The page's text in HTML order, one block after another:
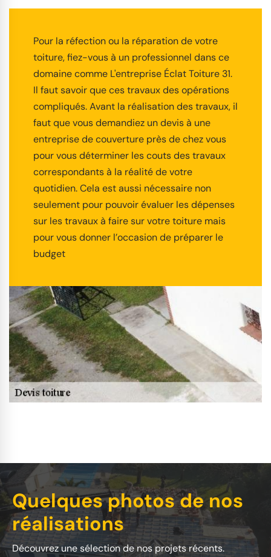
Pour la réfection ou la réparation de votre
toiture, fiez-vous à un professionnel dans ce
domaine comme L'entreprise Éclat Toiture 31.
Il faut savoir que ces travaux des opérations
compliqués. Avant la réalisation des travaux, il
faut que vous demandiez un devis à une
entreprise de couverture près de chez vous
pour vous déterminer les couts des travaux
correspondants à la réalité de votre
quotidien. Cela est aussi nécessaire non
seulement pour pouvoir évaluer les dépenses
sur les travaux à faire sur votre toiture mais
pour vous donner l’occasion de préparer le
budget
Quelques photos de nos
réalisations
Découvrez une sélection de nos projets récents.